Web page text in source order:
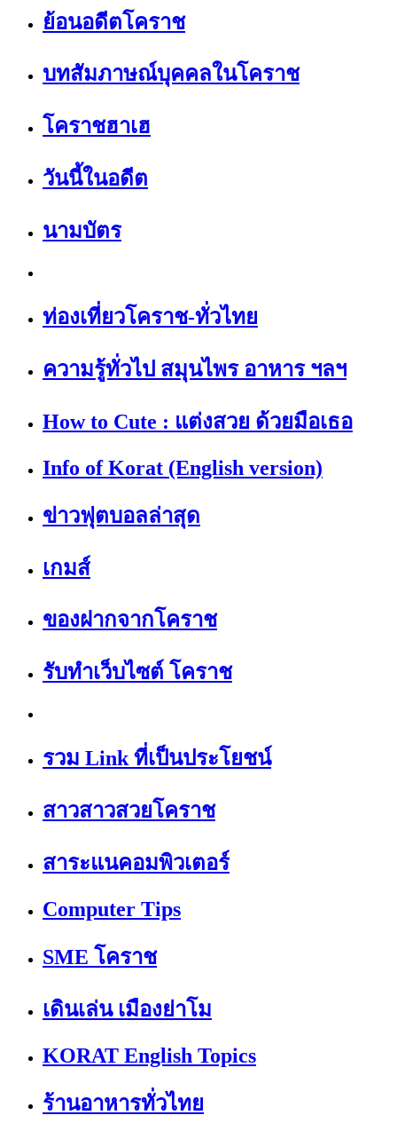
ย้อนอดีตโคราช
บทสัมภาษณ์บุคคลในโคราช
โคราชฮาเฮ
วันนี้ในอดีต
นามบัตร
ท่องเที่ยวโคราช-ทั่วไทย
ความรู้ทั่วไป สมุนไพร อาหาร ฯลฯ
How to Cute : แต่งสวย ด้วยมือเธอ
Info of Korat (English version)
ข่าวฟุตบอลล่าสุด
เกมส์
ของฝากจากโคราช
รับทำเว็บไซต์ โคราช
รวม Link ที่เป็นประโยชน์
สาวสาวสวยโคราช
สาระแนคอมพิวเตอร์
Computer Tips
SME โคราช
เดินเล่น เมืองย่าโม
KORAT English Topics
ร้านอาหารทั่วไทย